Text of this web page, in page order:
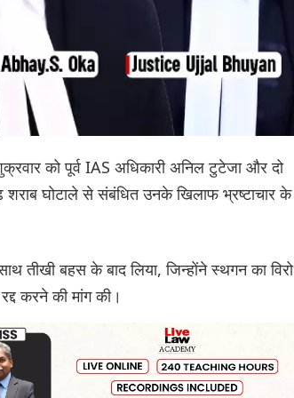
को पूर्व IAS अधिकारी अनिल टुटेजा और दो
घोटाले से संबंधित उनके खिलाफ भ्रष्टाचार के
तीखी बहस के बाद लिया, जिन्होंने स्थगन का
करने की मांग की।